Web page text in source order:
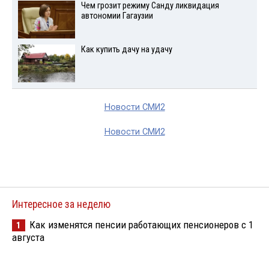
Чем грозит режиму Санду ликвидация
автономии Гагаузии
Как купить дачу на удачу
Новости СМИ2
Новости СМИ2
Интересное за неделю
1
Как изменятся пенсии работающих пенсионеров с 1
августа